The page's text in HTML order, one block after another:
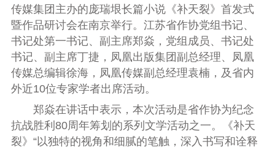
传媒集团主办的庞瑞垠长篇小说《补天裂》首发式
暨作品研讨会在南京举行。江苏省作协党组书记、
书记处第一书记、副主席郑焱 ，党组成员、书记处
书记、副主席丁捷 ，凤凰出版集团副总经理、凤凰
传媒总编辑徐海，凤凰传媒副总经理袁楠，及省内
外近10位专家学者出席活动。
郑焱在讲话中表示，本次活动是省作协为纪念
抗战胜利80周年筹划的系列文学活动之一。《补天
裂》“以独特的视角和细腻的笔触，深入书写和诠释